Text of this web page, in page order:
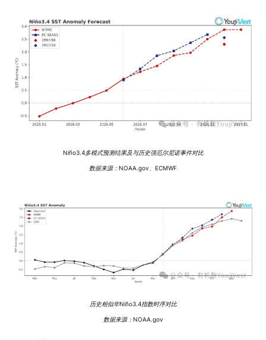
Niño3.4多模式预测结果及与历史强厄尔尼诺事件对比
数据来源：NOAA.gov、ECMWF
历史相似年Niño3.4指数时序对比
数据来源：NOAA.gov